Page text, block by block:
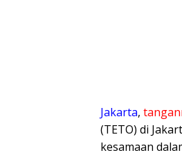
Jakarta,
(TETO) di
kesamaan